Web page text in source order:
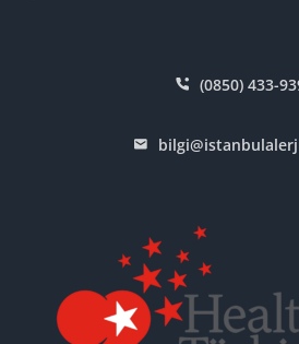
(0850) 433-